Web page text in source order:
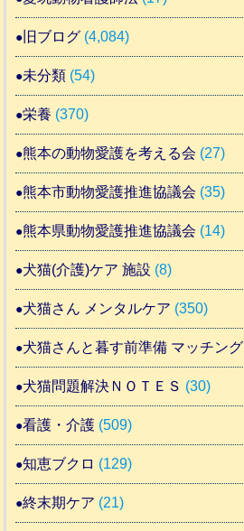
旧ブログ (4,084)
未分類 (54)
栄養 (370)
熊本の動物愛護を考える会 (27)
熊本市動物愛護推進協議会 (35)
熊本県動物愛護推進協議会 (14)
犬猫(介護)ケア 施設 (8)
犬猫さん メンタルケア (350)
犬猫さんと暮す前準備 マッチング
犬猫問題解決ＮＯＴＥＳ (30)
看護・介護 (509)
知恵ブクロ (129)
終末期ケア (21)